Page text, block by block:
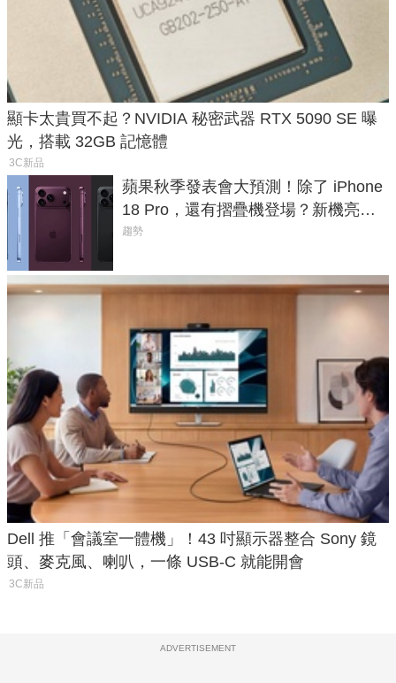
顯卡太貴買不起？NVIDIA 秘密武器 RTX 5090 SE 曝
光，搭載 32GB 記憶體
3C新品
蘋果秋季發表會大預測！除了 iPhone
18 Pro，還有摺疊機登場？新機亮點
預測一次看
趨勢
Dell 推「會議室一體機」！43 吋顯示器整合 Sony 鏡
頭、麥克風、喇叭，一條 USB-C 就能開會
3C新品
ADVERTISEMENT